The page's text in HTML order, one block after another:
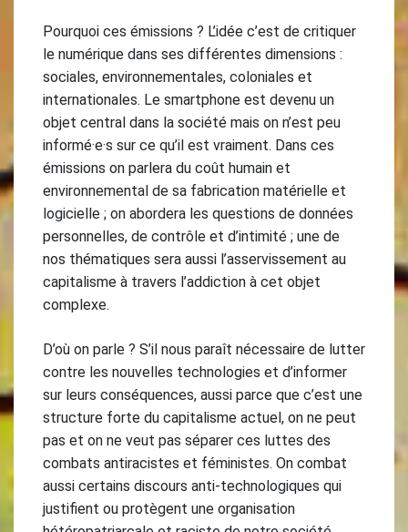
Pourquoi ces émissions ? L’idée c’est de critiquer
le numérique dans ses différentes dimensions :
sociales, environnementales, coloniales et
internationales. Le smartphone est devenu un
objet central dans la société mais on n’est peu
informé·e·s sur ce qu’il est vraiment. Dans ces
émissions on parlera du coût humain et
environnemental de sa fabrication matérielle et
logicielle ; on abordera les questions de données
personnelles, de contrôle et d’intimité ; une de
nos thématiques sera aussi l’asservissement au
capitalisme à travers l’addiction à cet objet
complexe.
D’où on parle ? S’il nous paraît nécessaire de lutter
contre les nouvelles technologies et d’informer
sur leurs conséquences, aussi parce que c’est une
structure forte du capitalisme actuel, on ne peut
pas et on ne veut pas séparer ces luttes des
combats antiracistes et féministes. On combat
aussi certains discours anti-technologiques qui
justifient ou protègent une organisation